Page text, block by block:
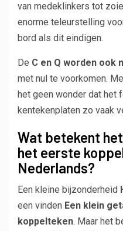
van medeklinkers tot
enorme teleurstelling
bord als dit eindigen.
De C en Q worden ook
met nul te voorkomen.
het geen wonder dat het
kentekenplaten zo vaak
Wat betekent
het eerste
Nederlands?
Een kleine bijzonderheid
een vinden Een klein
koppelteken. Maar het